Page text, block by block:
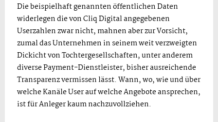
Die beispielhaft genannten öffentlichen Daten
widerlegen die von Cliq Digital angegebenen
Userzahlen zwar nicht, mahnen aber zur Vorsicht,
zumal das Unternehmen in seinem weit verzweigten
Dickicht von Tochtergesellschaften, unter anderem
diverse Payment-Dienstleister, bisher ausreichende
Transparenz vermissen lässt. Wann, wo, wie und über
welche Kanäle User auf welche Angebote ansprechen,
ist für Anleger kaum nachzuvollziehen.